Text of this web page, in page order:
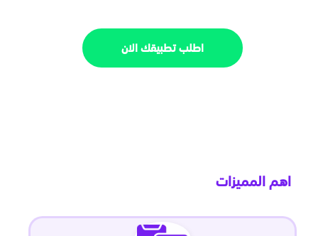
اطلب تطبيقك الان
اهم المميزات